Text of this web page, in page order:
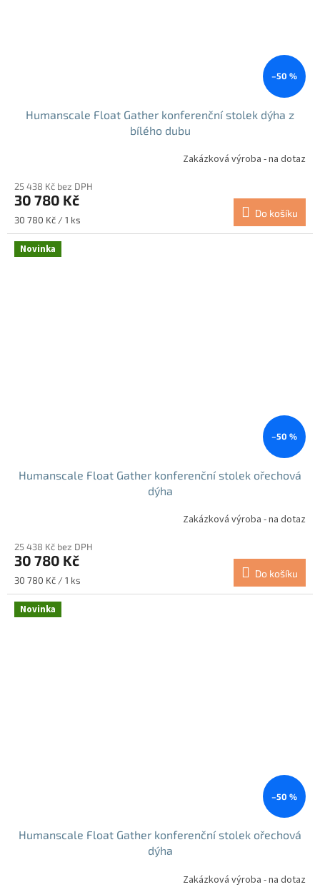
–50 %
Humanscale Float Gather konferenční stolek dýha z
bílého dubu
Zakázková výroba - na dotaz
25 438 Kč bez DPH
30 780 Kč
Měrná
cena:
30 780 Kč / 1 ks
Do košíku
Novinka
–50 %
Humanscale Float Gather konferenční stolek ořechová
dýha
Zakázková výroba - na dotaz
25 438 Kč bez DPH
30 780 Kč
Měrná
cena:
30 780 Kč / 1 ks
Do košíku
Novinka
–50 %
Humanscale Float Gather konferenční stolek ořechová
dýha
Zakázková výroba - na dotaz